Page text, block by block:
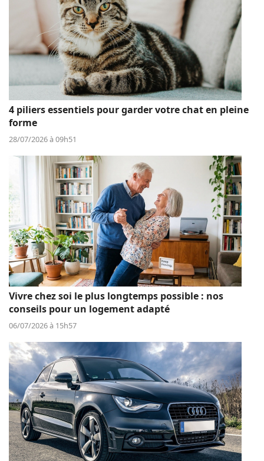
4 piliers essentiels pour garder votre chat en pleine
forme
28/07/2026 à 09h51
Vivre chez soi le plus longtemps possible : nos
conseils pour un logement adapté
06/07/2026 à 15h57